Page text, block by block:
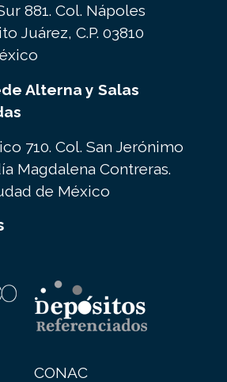
881. Col. Nápoles
Juárez, C.P. 03810
Alterna y Salas
710. Col. San Jerónimo
Magdalena Contreras.
de México
CONAC